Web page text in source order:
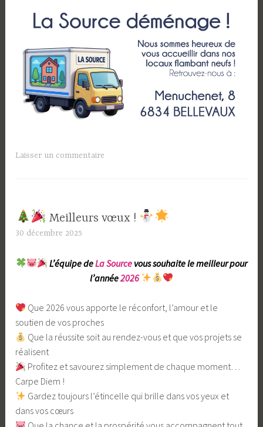
Laisser un commentaire
​​ Meilleurs vœux !
30 décembre 2025
S
o
r
c
e
​L’équipe deLa Source vous souhaite le meilleur pour
l’année2026​
​ Que 2026 vous apporte le réconfort, l’amour et le
soutien de vos proches
​ Que la réussite soit au rendez-vous et que vos projets se
réalisent
​ Profitez et savourez simplement de chaque moment…
Carpe Diem !
​ Gardez toujours l’étincelle qui brille dans vos yeux et
dans vos cœurs